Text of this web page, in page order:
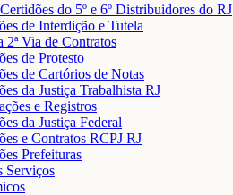
Certidões do 5º e 6º Distribuidores do RJ
de Interdição e Tutela
2ª Via de Contratos
de Protesto
de Cartórios de Notas
da Justiça Trabalhista RJ
e Registros
da Justiça Federal
e Contratos RCPJ RJ
Prefeituras
Serviços